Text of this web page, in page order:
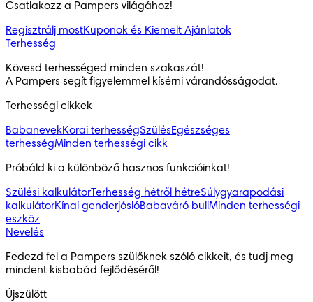
Csatlakozz a Pampers világához!
Regisztrálj mostKuponok és Kiemelt Ajánlatok
Terhesség
Kövesd terhességed minden szakaszát!
A Pampers segít figyelemmel kísérni várandósságodat.
Terhességi cikkek
BabanevekKorai terhességSzülésEgészséges
terhességMinden terhességi cikk
Próbáld ki a különböző hasznos funkcióinkat!
Szülési kalkulátorTerhesség hétről hétreSúlygyarapodási
kalkulátorKínai genderjóslóBabaváró buliMinden terhességi
eszköz
Nevelés
Fedezd fel a Pampers szülőknek szóló cikkeit, és tudj meg
mindent kisbabád fejlődéséről!
Újszülött